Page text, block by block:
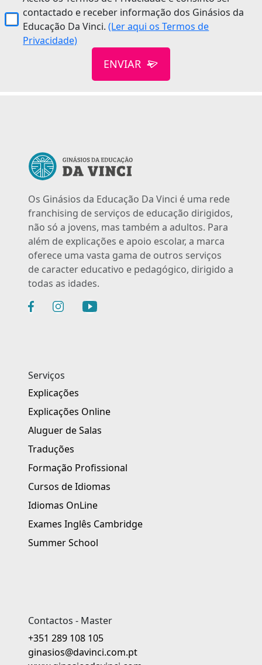
contactado e receber informação dos Ginásios da
Educação Da Vinci.(Ler aqui os Termos de
Privacidade)
ENVIAR
Os Ginásios da Educação Da Vinci é uma rede
franchising de serviços de educação dirigidos,
não só a jovens, mas também a adultos. Para
além de explicações e apoio escolar, a marca
oferece uma vasta gama de outros serviços
de caracter educativo e pedagógico, dirigido a
todas as idades.
Serviços
Explicações
Explicações Online
Aluguer de Salas
Traduções
Formação Profissional
Cursos de Idiomas
Idiomas OnLine
Exames Inglês Cambridge
Summer School
Contactos - Master
+351 289 108 105
ginasios@davinci.com.pt